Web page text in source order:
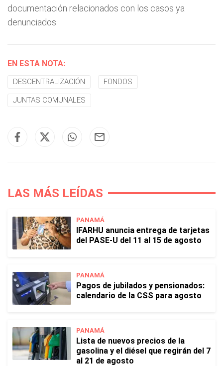
documentación relacionados con los casos ya
denunciados.
EN ESTA NOTA:
DESCENTRALIZACIÓN FONDOS
JUNTAS COMUNALES
LAS MÁS LEÍDAS
PANAMÁ
IFARHU anuncia entrega de tarjetas
del PASE-U del 11 al 15 de agosto
PANAMÁ
Pagos de jubilados y pensionados:
calendario de la CSS para agosto
PANAMÁ
Lista de nuevos precios de la
gasolina y el diésel que regirán del 7
al 21 de agosto